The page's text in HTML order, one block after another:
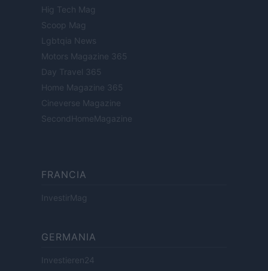
Hig Tech Mag
Scoop Mag
Lgbtqia News
Motors Magazine 365
Day Travel 365
Home Magazine 365
Cineverse Magazine
SecondHomeMagazine
FRANCIA
InvestirMag
GERMANIA
Investieren24